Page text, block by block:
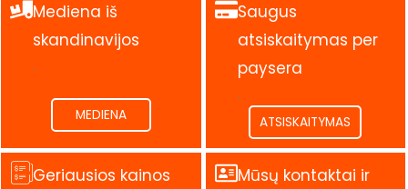
Mediena iš
skandinavijos
.
MEDIENA
Saugus
atsiskaitymas per
paysera
.
ATSISKAITYMAS
Geriausios kainos
Mūsų kontaktai ir